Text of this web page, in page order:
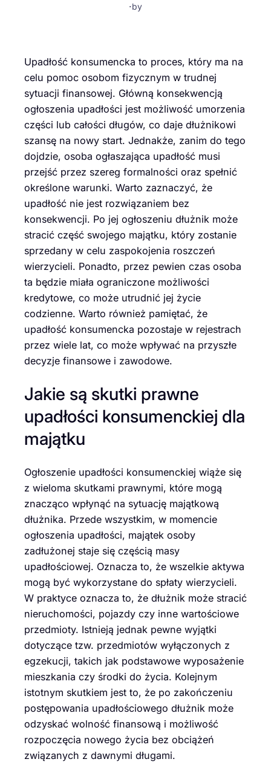
·by
Upadłość konsumencka to proces, który ma na
celu pomoc osobom fizycznym w trudnej
sytuacji finansowej. Główną konsekwencją
ogłoszenia upadłości jest możliwość umorzenia
części lub całości długów, co daje dłużnikowi
szansę na nowy start. Jednakże, zanim do tego
dojdzie, osoba ogłaszająca upadłość musi
przejść przez szereg formalności oraz spełnić
określone warunki. Warto zaznaczyć, że
upadłość nie jest rozwiązaniem bez
konsekwencji. Po jej ogłoszeniu dłużnik może
stracić część swojego majątku, który zostanie
sprzedany w celu zaspokojenia roszczeń
wierzycieli. Ponadto, przez pewien czas osoba
ta będzie miała ograniczone możliwości
kredytowe, co może utrudnić jej życie
codzienne. Warto również pamiętać, że
upadłość konsumencka pozostaje w rejestrach
przez wiele lat, co może wpływać na przyszłe
decyzje finansowe i zawodowe.
Jakie są skutki prawne
upadłości konsumenckiej dla
majątku
Ogłoszenie upadłości konsumenckiej wiąże się
z wieloma skutkami prawnymi, które mogą
znacząco wpłynąć na sytuację majątkową
dłużnika. Przede wszystkim, w momencie
ogłoszenia upadłości, majątek osoby
zadłużonej staje się częścią masy
upadłościowej. Oznacza to, że wszelkie aktywa
mogą być wykorzystane do spłaty wierzycieli.
W praktyce oznacza to, że dłużnik może stracić
nieruchomości, pojazdy czy inne wartościowe
przedmioty. Istnieją jednak pewne wyjątki
dotyczące tzw. przedmiotów wyłączonych z
egzekucji, takich jak podstawowe wyposażenie
mieszkania czy środki do życia. Kolejnym
istotnym skutkiem jest to, że po zakończeniu
postępowania upadłościowego dłużnik może
odzyskać wolność finansową i możliwość
rozpoczęcia nowego życia bez obciążeń
związanych z dawnymi długami.